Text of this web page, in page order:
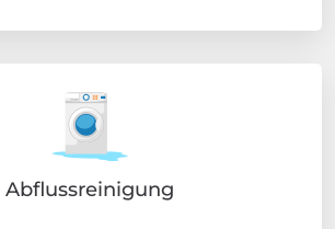
Abflussreinigung